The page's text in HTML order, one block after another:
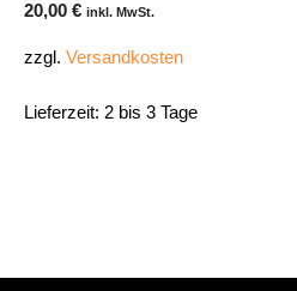
20,00 € inkl. MwSt.
zzgl. Versandkosten
Lieferzeit: 2 bis 3 Tage